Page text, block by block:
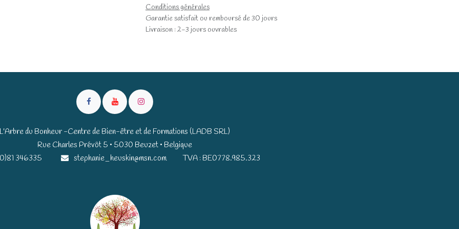
Conditions générales
Garantie satisfait ou remboursé de 30 jours
Livraison : 2-3 jours ouvrables
L'Arbre du Bonheur -Centre de Bien-être et de Formations (LADB SRL)
Rue Charles Prévôt 5 • 5030 Beuzet • Belgique​​
346335
stephanie_heuskin@msn.com TVA : BE0778.985.323